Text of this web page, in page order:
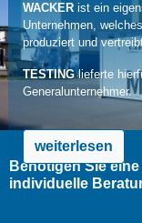
WACKERist ein
Unternehmen,
produziert und
TESTINGlieferte
Generalunternehmer.
weiterlesen
Benötigen Sie eine
individuelle